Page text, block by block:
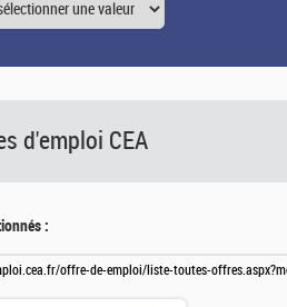
d'emploi CEA
:
offre-de-emploi/liste-toutes-